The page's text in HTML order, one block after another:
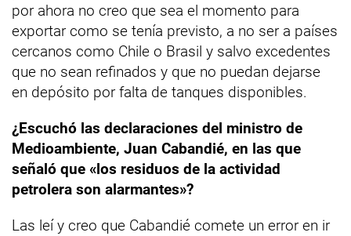
por ahora no creo que sea el momento para
exportar como se tenía previsto, a no ser a países
cercanos como Chile o Brasil y salvo excedentes
que no sean refinados y que no puedan dejarse
en depósito por falta de tanques disponibles.
¿Escuchó las declaraciones del ministro de
Medioambiente, Juan Cabandié, en las que
señaló que «los residuos de la actividad
petrolera son alarmantes»?
Las leí y creo que Cabandié comete un error en ir